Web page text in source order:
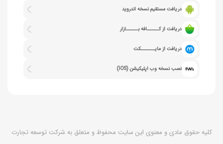
دریافت مستقیم نسخه اندروید
دریافت از کــــــافه بــــــازار
دریافت از مایـــــــکت
نصب نسخه وب اپلیکیشن (IOS)
کلیه حقوق مادی و معنوی این سایت محفوظ و متعلق به شرکت توسعه تجارت